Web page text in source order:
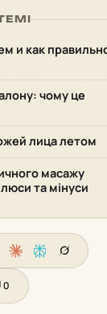
и как
чому це
лица летом
масажу
та мінуси
0